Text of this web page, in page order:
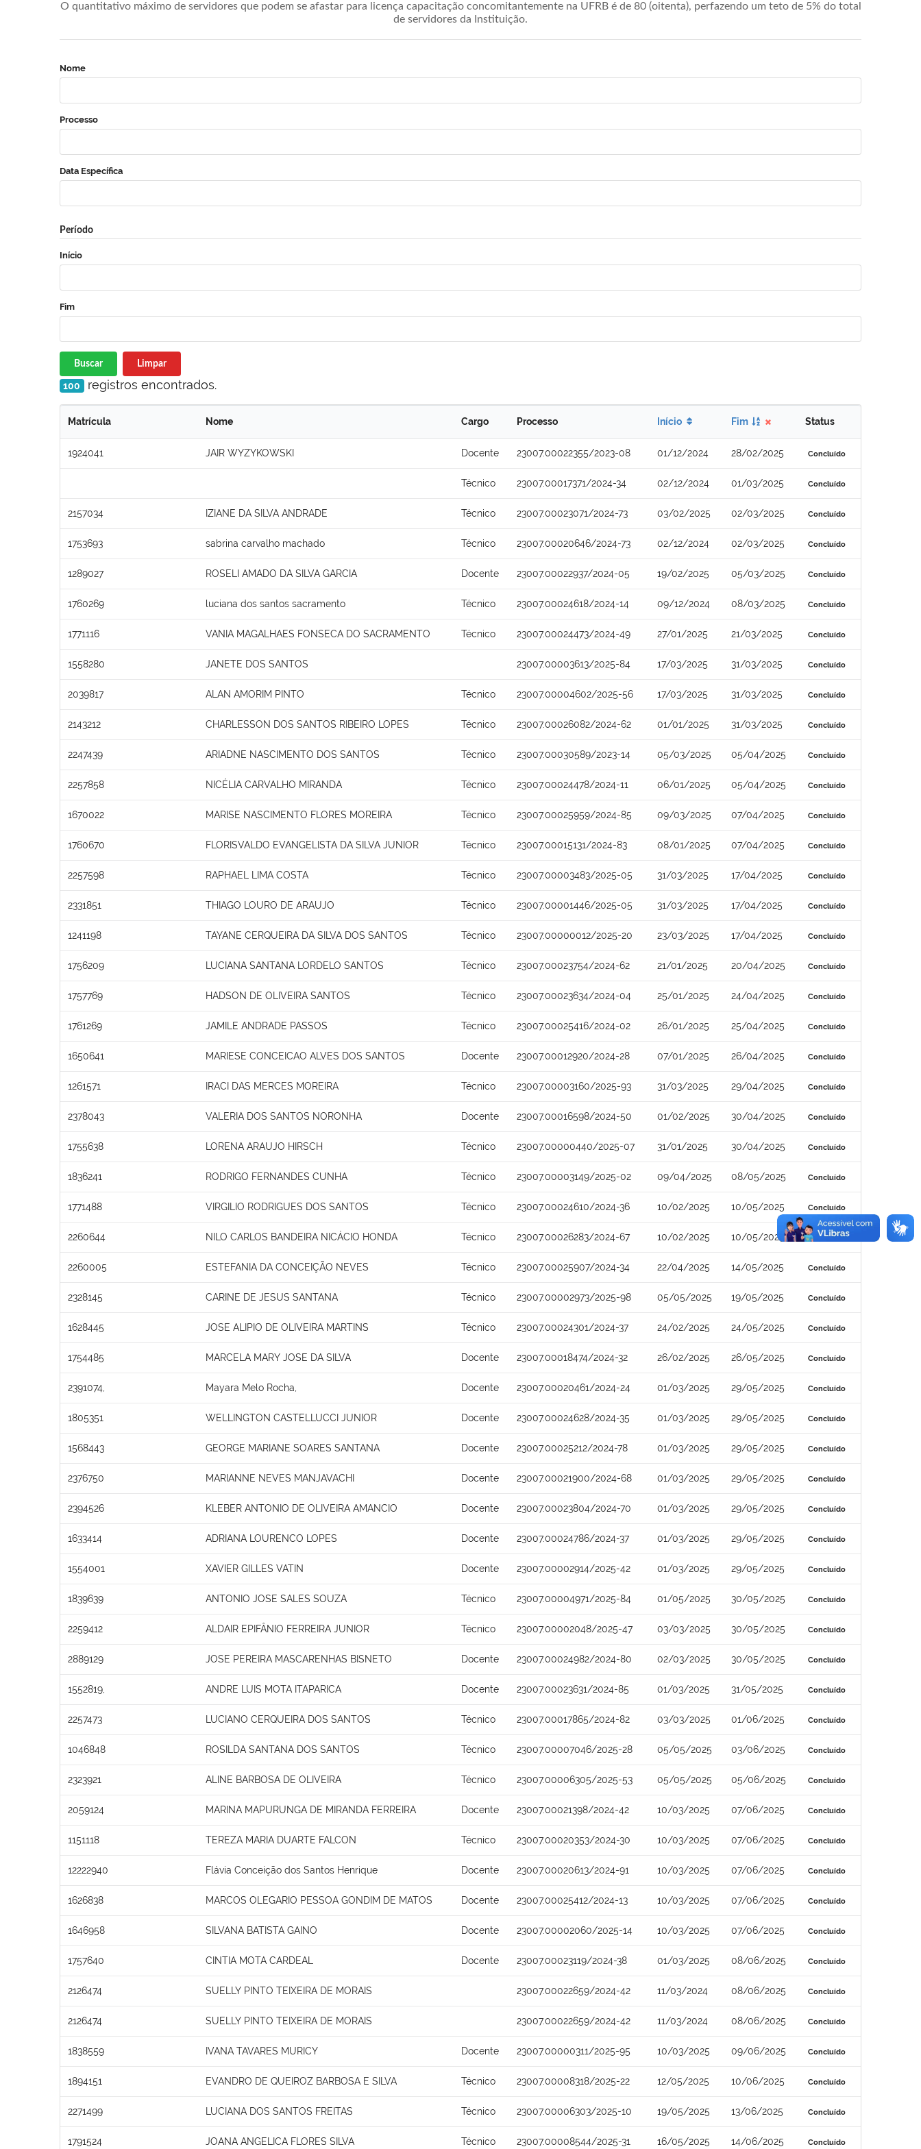
O quantitativo máximo de servidores que podem se afastar para licença capacitação concomitantemente na UFRB é de 80 (oitenta), perfazendo um teto de 5% do total
de servidores da Instituição.
Nome
Processo
Data Específica
Período
Início
Fim
Buscar Limpar
100 registros encontrados.
Matrícula Nome Cargo Processo Início Fim Status
1924041 JAIR WYZYKOWSKI Docente 23007.00022355/2023-08 01/12/2024 28/02/2025 Concluído
Técnico 23007.00017371/2024-34 02/12/2024 01/03/2025 Concluído
2157034 IZIANE DA SILVA ANDRADE Técnico 23007.00023071/2024-73 03/02/2025 02/03/2025 Concluído
1753693 sabrina carvalho machado Técnico 23007.00020646/2024-73 02/12/2024 02/03/2025 Concluído
1289027 ROSELI AMADO DA SILVA GARCIA Docente 23007.00022937/2024-05 19/02/2025 05/03/2025 Concluído
1760269 luciana dos santos sacramento Técnico 23007.00024618/2024-14 09/12/2024 08/03/2025 Concluído
1771116 VANIA MAGALHAES FONSECA DO SACRAMENTO Técnico 23007.00024473/2024-49 27/01/2025 21/03/2025 Concluído
1558280 JANETE DOS SANTOS 23007.00003613/2025-84 17/03/2025 31/03/2025 Concluído
2039817 ALAN AMORIM PINTO Técnico 23007.00004602/2025-56 17/03/2025 31/03/2025 Concluído
2143212 CHARLESSON DOS SANTOS RIBEIRO LOPES Técnico 23007.00026082/2024-62 01/01/2025 31/03/2025 Concluído
2247439 ARIADNE NASCIMENTO DOS SANTOS Técnico 23007.00030589/2023-14 05/03/2025 05/04/2025 Concluído
2257858 NICÉLIA CARVALHO MIRANDA Técnico 23007.00024478/2024-11 06/01/2025 05/04/2025 Concluído
1670022 MARISE NASCIMENTO FLORES MOREIRA Técnico 23007.00025959/2024-85 09/03/2025 07/04/2025 Concluído
1760670 FLORISVALDO EVANGELISTA DA SILVA JUNIOR Técnico 23007.00015131/2024-83 08/01/2025 07/04/2025 Concluído
2257598 RAPHAEL LIMA COSTA Técnico 23007.00003483/2025-05 31/03/2025 17/04/2025 Concluído
2331851 THIAGO LOURO DE ARAUJO Técnico 23007.00001446/2025-05 31/03/2025 17/04/2025 Concluído
1241198 TAYANE CERQUEIRA DA SILVA DOS SANTOS Técnico 23007.00000012/2025-20 23/03/2025 17/04/2025 Concluído
1756209 LUCIANA SANTANA LORDELO SANTOS Técnico 23007.00023754/2024-62 21/01/2025 20/04/2025 Concluído
1757769 HADSON DE OLIVEIRA SANTOS Técnico 23007.00023634/2024-04 25/01/2025 24/04/2025 Concluído
1761269 JAMILE ANDRADE PASSOS Técnico 23007.00025416/2024-02 26/01/2025 25/04/2025 Concluído
1650641 MARIESE CONCEICAO ALVES DOS SANTOS Docente 23007.00012920/2024-28 07/01/2025 26/04/2025 Concluído
1261571 IRACI DAS MERCES MOREIRA Técnico 23007.00003160/2025-93 31/03/2025 29/04/2025 Concluído
2378043 VALERIA DOS SANTOS NORONHA Docente 23007.00016598/2024-50 01/02/2025 30/04/2025 Concluído
1755638 LORENA ARAUJO HIRSCH Técnico 23007.00000440/2025-07 31/01/2025 30/04/2025 Concluído
1836241 RODRIGO FERNANDES CUNHA Técnico 23007.00003149/2025-02 09/04/2025 08/05/2025 Concluído
1771488 VIRGILIO RODRIGUES DOS SANTOS Técnico 23007.00024610/2024-36 10/02/2025 10/05/2025 Concluído
2260644 NILO CARLOS BANDEIRA NICÁCIO HONDA Técnico 23007.00026283/2024-67 10/02/2025 10/05/2025 Concluído
2260005 ESTEFANIA DA CONCEIÇÃO NEVES Técnico 23007.00025907/2024-34 22/04/2025 14/05/2025 Concluído
2328145 CARINE DE JESUS SANTANA Técnico 23007.00002973/2025-98 05/05/2025 19/05/2025 Concluído
1628445 JOSE ALIPIO DE OLIVEIRA MARTINS Técnico 23007.00024301/2024-37 24/02/2025 24/05/2025 Concluído
1754485 MARCELA MARY JOSE DA SILVA Docente 23007.00018474/2024-32 26/02/2025 26/05/2025 Concluído
2391074, Mayara Melo Rocha, Docente 23007.00020461/2024-24 01/03/2025 29/05/2025 Concluído
1805351 WELLINGTON CASTELLUCCI JUNIOR Docente 23007.00024628/2024-35 01/03/2025 29/05/2025 Concluído
1568443 GEORGE MARIANE SOARES SANTANA Docente 23007.00025212/2024-78 01/03/2025 29/05/2025 Concluído
2376750 MARIANNE NEVES MANJAVACHI Docente 23007.00021900/2024-68 01/03/2025 29/05/2025 Concluído
2394526 KLEBER ANTONIO DE OLIVEIRA AMANCIO Docente 23007.00023804/2024-70 01/03/2025 29/05/2025 Concluído
1633414 ADRIANA LOURENCO LOPES Docente 23007.00024786/2024-37 01/03/2025 29/05/2025 Concluído
1554001 XAVIER GILLES VATIN Docente 23007.00002914/2025-42 01/03/2025 29/05/2025 Concluído
1839639 ANTONIO JOSE SALES SOUZA Técnico 23007.00004971/2025-84 01/05/2025 30/05/2025 Concluído
2259412 ALDAIR EPIFÂNIO FERREIRA JUNIOR Técnico 23007.00002048/2025-47 03/03/2025 30/05/2025 Concluído
2889129 JOSE PEREIRA MASCARENHAS BISNETO Docente 23007.00024982/2024-80 02/03/2025 30/05/2025 Concluído
1552819, ANDRE LUIS MOTA ITAPARICA Docente 23007.00023631/2024-85 01/03/2025 31/05/2025 Concluído
2257473 LUCIANO CERQUEIRA DOS SANTOS Técnico 23007.00017865/2024-82 03/03/2025 01/06/2025 Concluído
1046848 ROSILDA SANTANA DOS SANTOS Técnico 23007.00007046/2025-28 05/05/2025 03/06/2025 Concluído
2323921 ALINE BARBOSA DE OLIVEIRA Técnico 23007.00006305/2025-53 05/05/2025 05/06/2025 Concluído
2059124 MARINA MAPURUNGA DE MIRANDA FERREIRA Docente 23007.00021398/2024-42 10/03/2025 07/06/2025 Concluído
1151118 TEREZA MARIA DUARTE FALCON Técnico 23007.00020353/2024-30 10/03/2025 07/06/2025 Concluído
12222940 Flávia Conceição dos Santos Henrique Docente 23007.00020613/2024-91 10/03/2025 07/06/2025 Concluído
1626838 MARCOS OLEGARIO PESSOA GONDIM DE MATOS Docente 23007.00025412/2024-13 10/03/2025 07/06/2025 Concluído
1646958 SILVANA BATISTA GAINO Docente 23007.00002060/2025-14 10/03/2025 07/06/2025 Concluído
1757640 CINTIA MOTA CARDEAL Docente 23007.00023119/2024-38 01/03/2025 08/06/2025 Concluído
2126474 SUELLY PINTO TEIXEIRA DE MORAIS 23007.00022659/2024-42 11/03/2024 08/06/2025 Concluído
2126474 SUELLY PINTO TEIXEIRA DE MORAIS 23007.00022659/2024-42 11/03/2024 08/06/2025 Concluído
1838559 IVANA TAVARES MURICY Docente 23007.00000311/2025-95 10/03/2025 09/06/2025 Concluído
1894151 EVANDRO DE QUEIROZ BARBOSA E SILVA Técnico 23007.00008318/2025-22 12/05/2025 10/06/2025 Concluído
2271499 LUCIANA DOS SANTOS FREITAS Técnico 23007.00006303/2025-10 19/05/2025 13/06/2025 Concluído
1791524 JOANA ANGELICA FLORES SILVA Técnico 23007.00008544/2025-31 16/05/2025 14/06/2025 Concluído